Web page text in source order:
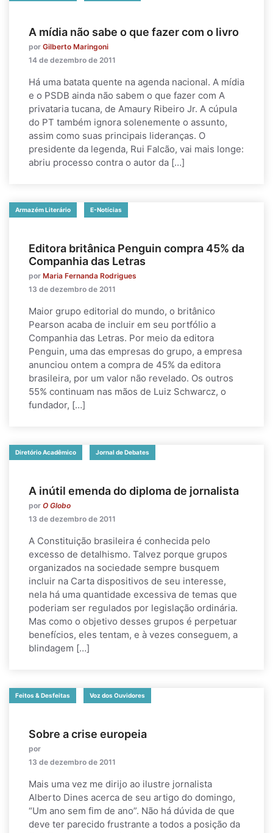
A mídia não sabe o que fazer com o livro
por Gilberto Maringoni
14 de dezembro de 2011
Há uma batata quente na agenda nacional. A mídia
e o PSDB ainda não sabem o que fazer com A
privataria tucana, de Amaury Ribeiro Jr. A cúpula
do PT também ignora solenemente o assunto,
assim como suas principais lideranças. O
presidente da legenda, Rui Falcão, vai mais longe:
abriu processo contra o autor da […]
Armazém Literário E-Notícias
Editora britânica Penguin compra 45% da
Companhia das Letras
por Maria Fernanda Rodrigues
13 de dezembro de 2011
Maior grupo editorial do mundo, o britânico
Pearson acaba de incluir em seu portfólio a
Companhia das Letras. Por meio da editora
Penguin, uma das empresas do grupo, a empresa
anunciou ontem a compra de 45% da editora
brasileira, por um valor não revelado. Os outros
55% continuam nas mãos de Luiz Schwarcz, o
fundador, […]
Diretório Acadêmico Jornal de Debates
A inútil emenda do diploma de jornalista
por O Globo
13 de dezembro de 2011
A Constituição brasileira é conhecida pelo
excesso de detalhismo. Talvez porque grupos
organizados na sociedade sempre busquem
incluir na Carta dispositivos de seu interesse,
nela há uma quantidade excessiva de temas que
poderiam ser regulados por legislação ordinária.
Mas como o objetivo desses grupos é perpetuar
benefícios, eles tentam, e à vezes conseguem, a
blindagem […]
Feitos & Desfeitas Voz dos Ouvidores
Sobre a crise europeia
por
13 de dezembro de 2011
Mais uma vez me dirijo ao ilustre jornalista
Alberto Dines acerca de seu artigo do domingo,
“Um ano sem fim de ano”. Não há dúvida de que
deve ter parecido frustrante a todos a posição da